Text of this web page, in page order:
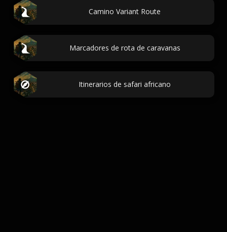
Camino Variant Route
Marcadores de rota de caravanas
Itinerarios de safari africano